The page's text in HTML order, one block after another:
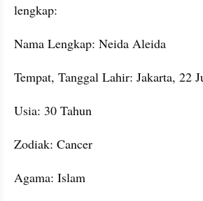
lengkap:
Nama Lengkap: Neida Aleida
Tempat, Tanggal Lahir: Jakarta, 22
Usia: 30 Tahun
Zodiak: Cancer
Agama: Islam